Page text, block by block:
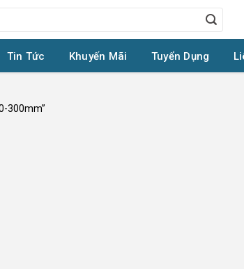
Tin Tức Khuyến Mãi Tuyển Dụng
300mm”